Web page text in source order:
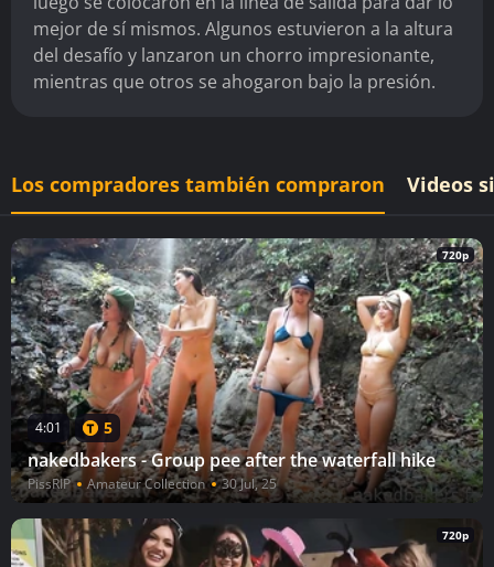
mejor de sí mismos. Algunos estuvieron a la altura
del desafío y lanzaron un chorro impresionante,
mientras que otros se ahogaron bajo la presión.
Los compradores también compraron Videos
720p
4:01 5
nakedbakers - Group pee after the waterfall hike
PissRIP Amateur Collection 30 Jul, 25
720p